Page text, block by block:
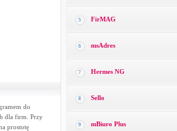
do
dla firm. Przy
prostotę
5 FirMAG
6 msAdres
7 Hermes NG
8 Sello
9 mBiuro Plus